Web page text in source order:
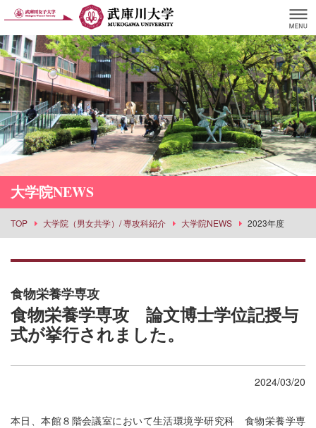
大学院NEWS
TOP 大学院（男女共学）/ 専攻科紹介 大学院NEWS 2023年度
食物栄養学専攻
食物栄養学専攻 論文博士学位記授与
式が挙行されました。
2024/03/20
本日、本館８階会議室において生活環境学研究科 食物栄養学専